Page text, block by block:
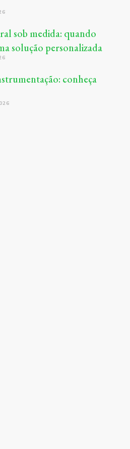
sob medida: quando
solução personalizada
conheça